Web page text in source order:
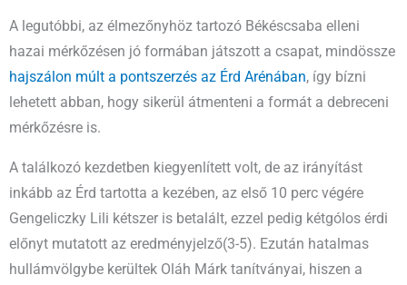
A legutóbbi, az élmezőnyhöz tartozó Békéscsaba elleni
hazai mérkőzésen jó formában játszott a csapat, mindössze
hajszálon múlt a pontszerzés az Érd Arénában, így bízni
lehetett abban, hogy sikerül átmenteni a formát a debreceni
mérkőzésre is.
A találkozó kezdetben kiegyenlített volt, de az irányítást
inkább az Érd tartotta a kezében, az első 10 perc végére
Gengeliczky Lili kétszer is betalált, ezzel pedig kétgólos érdi
előnyt mutatott az eredményjelző(3-5). Ezután hatalmas
hullámvölgybe kerültek Oláh Márk tanítványai, hiszen a